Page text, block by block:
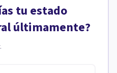
tu estado
últimamente?